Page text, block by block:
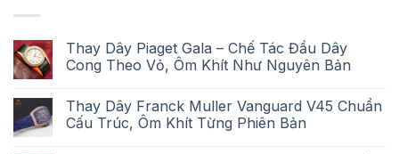
Thay Dây Piaget Gala – Chế Tác Đầu Dây
Cong Theo Vỏ, Ôm Khít Như Nguyên Bản
Thay Dây Franck Muller Vanguard V45 Chuẩn
Cấu Trúc, Ôm Khít Từng Phiên Bản